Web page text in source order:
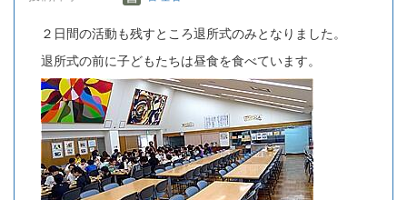
２日間の活動も残すところ退所式のみとなりました。
退所式の前に子どもたちは昼食を食べています。